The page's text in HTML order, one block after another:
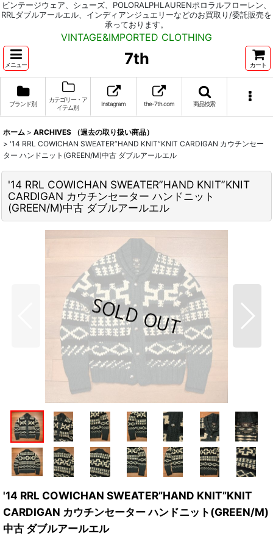
ビンテージウェア、シューズ、POLORALPHLAURENポロラルフローレン、
RRLダブルアールエル、インディアンジュエリーなどのお買取り/委託販売を
承っております。
VINTAGE&IMPORTED CLOTHING
メニュー 7th カート
ブランド別
カテゴリー・ア
イテム別
Instagram the-7th.com 商品検索
ホーム > ARCHIVES （過去の取り扱い商品）
> '14 RRL COWICHAN SWEATER”HAND KNIT”KNIT CARDIGAN カウチンセー
ター ハンドニット(GREEN/M)中古 ダブルアールエル
'14 RRL COWICHAN SWEATER”HAND KNIT”KNIT
CARDIGAN カウチンセーター ハンドニット
(GREEN/M)中古 ダブルアールエル
'14 RRL COWICHAN SWEATER”HAND KNIT”KNIT
CARDIGAN カウチンセーター ハンドニット(GREEN/M)
中古 ダブルアールエル